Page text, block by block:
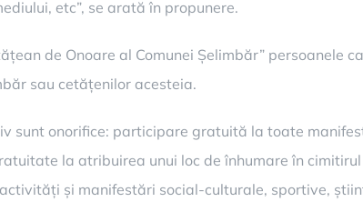
etc”, se arată în propunere.
de Onoare al Comunei Șelimbăr” persoanele
sau cetățenilor acesteia.
sunt onorifice: participare gratuită la toate
la atribuirea unui loc de înhumare în
și manifestări social-culturale, sportive,